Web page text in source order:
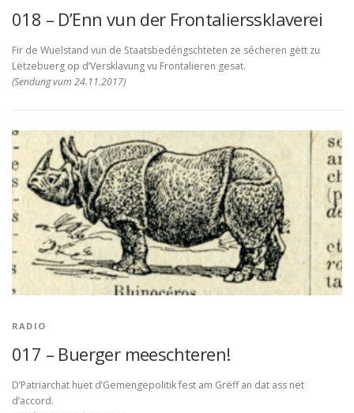
018 – D’Enn vun der Frontalierssklaverei
Fir de Wuelstand vun de Staatsbedéngschteten ze sécheren gëtt zu
Lëtzebuerg op d’Versklavung vu Frontalieren gesat.
(Sendung vum 24.11.2017)
RADIO
017 – Buerger meeschteren!
D’Patriarchat huet d’Gemengepolitik fest am Grëff an dat ass net
d’accord.